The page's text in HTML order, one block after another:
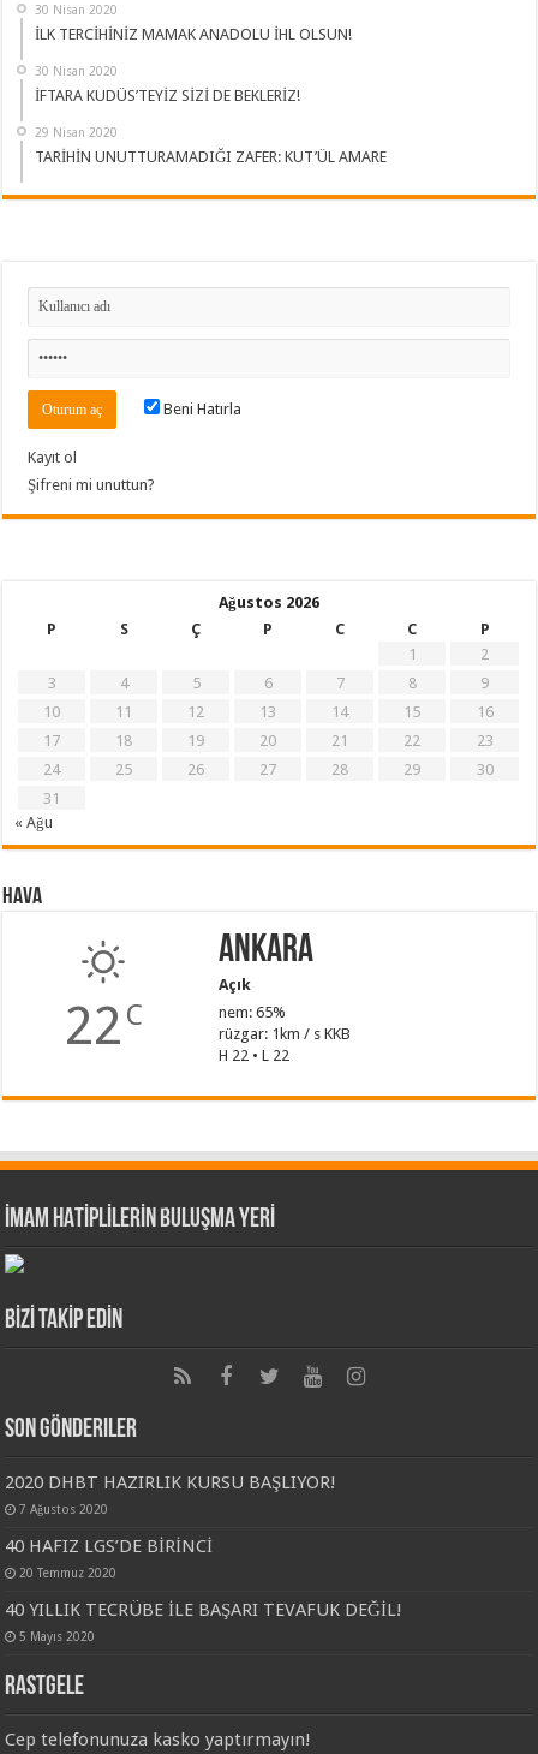
30 Nisan 2020
İLK TERCİHİNİZ MAMAK ANADOLU İHL OLSUN!
30 Nisan 2020
İFTARA KUDÜS’TEYİZ SİZİ DE BEKLERİZ!
29 Nisan 2020
TARİHİN UNUTTURAMADIĞI ZAFER: KUT’ÜL AMARE
Beni Hatırla
Kayıt ol
Şifreni mi unuttun?
Ağustos 2026
P
S Ç P C C
P
1
2
3
4 5 6 7 8
9
10
11 12 13 14 15
16
17
18 19 20 21 22
23
24
25 26 27 28 29
30
31
« Ağu
Hava
22 C
Ankara
Açık
nem: 65%
rüzgar: 1km / s KKB
H 22 • L 22
İMAM HATİPLİLERİN BULUŞMA YERİ
BİZİ TAKİP EDİN
Son Gönderiler
2020 DHBT HAZIRLIK KURSU BAŞLIYOR!
7 Ağustos 2020
40 HAFIZ LGS’DE BİRİNCİ
20 Temmuz 2020
40 YILLIK TECRÜBE İLE BAŞARI TEVAFUK DEĞİL!
5 Mayıs 2020
Rastgele
Cep telefonunuza kasko yaptırmayın!